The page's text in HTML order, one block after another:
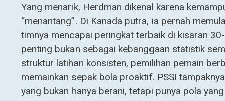
Yang menarik, Herdman dikenal karena
“menantang”. Di Kanada putra, ia pernah
timnya mencapai peringkat terbaik di kisaran
penting bukan sebagai kebanggaan statistik
struktur latihan konsisten, pemilihan pemain
memainkan sepak bola proaktif. PSSI
yang bukan hanya berani, tetapi punya pola